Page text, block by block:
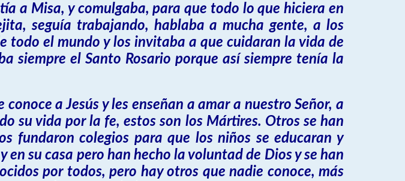
a Misa, y comulgaba, para que todo lo que hiciera en
seguía trabajando, hablaba a mucha gente, a los
todo el mundo y los invitaba a que cuidaran la vida de
siempre el Santo Rosario porque así siempre tenía la
a Jesús y les enseñan a amar a nuestro Señor, a
su vida por la fe, estos son los Mártires. Otros se han
fundaron colegios para que los niños se educaran y
su casa pero han hecho la voluntad de Dios y se han
por todos, pero hay otros que nadie conoce, más